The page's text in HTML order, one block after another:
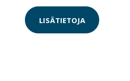
LISÄTIETOJA